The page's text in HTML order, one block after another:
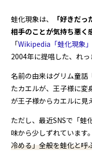
蛙化現象は、
「好きだ
相手のことが気持ち悪く
「Wikipedia「蛙化現象」
2004年に提唱した、れっ
名前の由来はグリム童話
たカエルが、王子様に変
が王子様からカエルに見
ただし、最近SNSで「蛙
味から少しずれています
冷める」全般を蛙化と呼